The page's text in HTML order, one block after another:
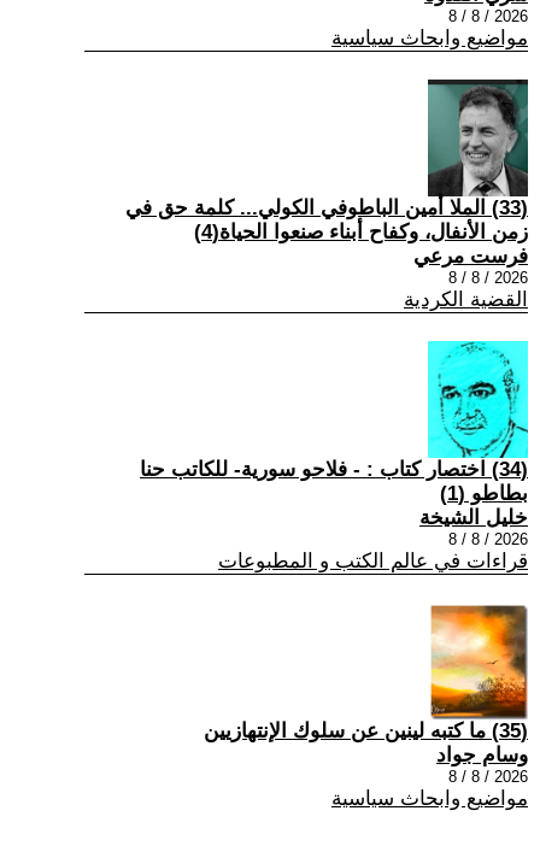
2026 / 8 / 8
مواضيع وابحاث سياسية
(33) الملا أمين الباطوفي الكولي... كلمة حق في
زمن الأنفال، وكفاح أبناء صنعوا الحياة(4)
فرست مرعي
2026 / 8 / 8
القضية الكردية
(34) اختصار كتاب : - فلاحو سورية- للكاتب حنا
بطاطو (1)
خليل الشيخة
2026 / 8 / 8
قراءات في عالم الكتب و المطبوعات
(35) ما كتبه لينين عن سلوك الإنتهازيين
وسام جواد
2026 / 8 / 8
مواضيع وابحاث سياسية